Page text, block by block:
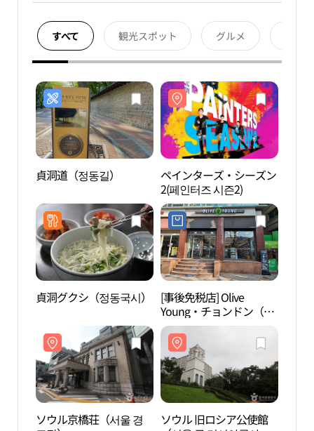
すべて 観光スポット グルメ
貞洞道（정동길）
ペインターズ・シーズン
2(페인터즈 시즌2)
貞洞グクシ（정동국시）
[事後免税店] Olive
Young・チョンドン（貞
洞）店(올리브영 정동점)
ソウル京橋荘（서울 경
ソウル 旧ロシア公使館